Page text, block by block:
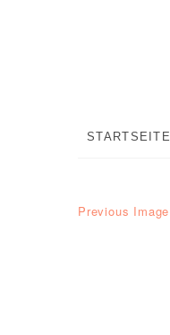
STARTSEITE
Previous Image